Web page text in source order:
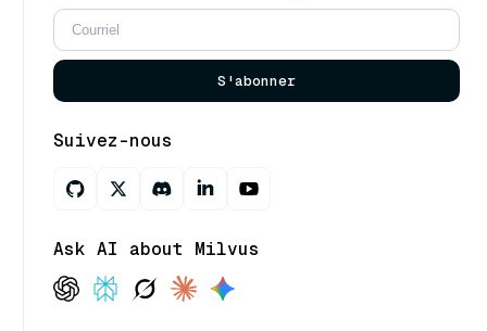
S'abonner
Suivez-nous
Ask AI about Milvus